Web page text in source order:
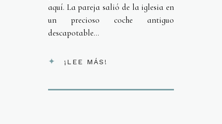
aquí. La pareja salió de la iglesia en
un precioso coche antiguo
descapotable...
¡LEE MÁS!